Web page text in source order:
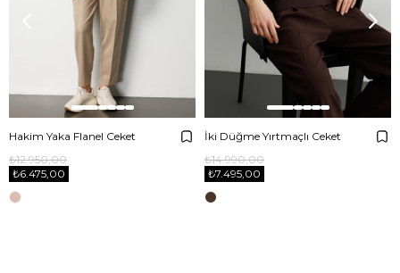
Hakim Yaka Flanel Ceket
₺6.475,00
₺12.950,00
İki Düğme Yırtmaçlı Ceket
₺7.495,00
₺14.990,00